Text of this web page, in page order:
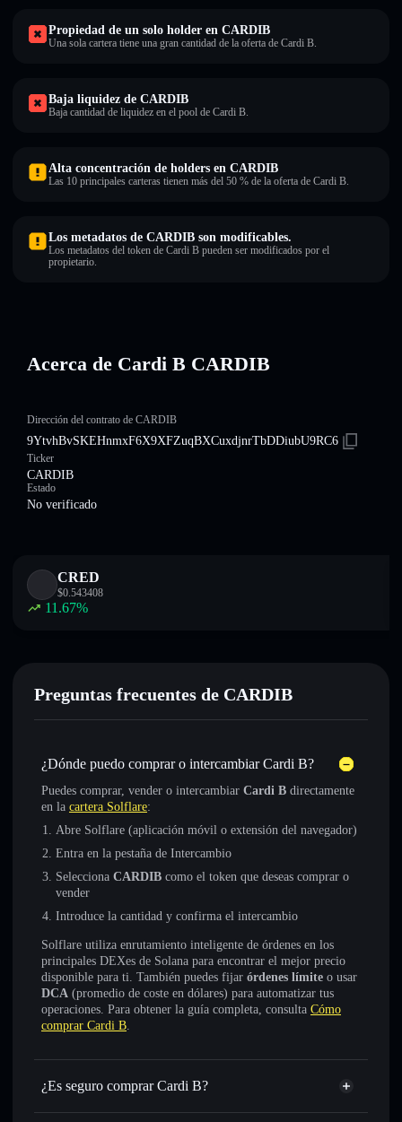
Propiedad de un solo holder en CARDIB
Una sola cartera tiene una gran cantidad de la oferta de Cardi B.
Baja liquidez de CARDIB
Baja cantidad de liquidez en el pool de Cardi B.
Alta concentración de holders en CARDIB
Las 10 principales carteras tienen más del 50 % de la oferta de Cardi B.
Los metadatos de CARDIB son modificables.
Los metadatos del token de Cardi B pueden ser modificados por el
propietario.
Acerca de Cardi B CARDIB
Dirección del contrato de CARDIB
9YtvhBvSKEHnmxF6X9XFZuqBXCuxdjnrTbDDiubU9RC6
Ticker
CARDIB
Estado
No verificado
CRED
$0.543408
11.67%
Preguntas frecuentes de CARDIB
¿Dónde puedo comprar o intercambiar Cardi B?
Puedes comprar, vender o intercambiar Cardi B directamente
en la cartera Solflare:
Abre Solflare (aplicación móvil o extensión del navegador)
Entra en la pestaña de Intercambio
Selecciona CARDIB como el token que deseas comprar o
vender
Introduce la cantidad y confirma el intercambio
Solflare utiliza enrutamiento inteligente de órdenes en los
principales DEXes de Solana para encontrar el mejor precio
disponible para ti. También puedes fijar órdenes límite o usar
DCA (promedio de coste en dólares) para automatizar tus
operaciones. Para obtener la guía completa, consulta Cómo
comprar Cardi B.
¿Es seguro comprar Cardi B?
Cardi B no está verificado